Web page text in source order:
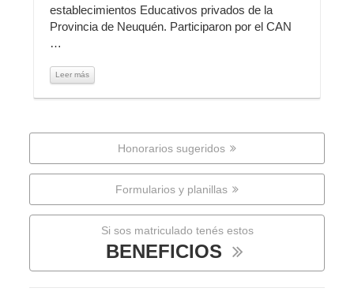
establecimientos Educativos privados de la
Provincia de Neuquén. Participaron por el CAN
…
Leer más
Honorarios sugeridos
Formularios y planillas
Si sos matriculado tenés estos
BENEFICIOS